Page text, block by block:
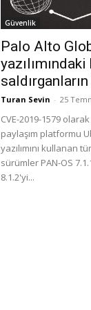
Güvenlik
Palo Alto
Turan Sevin - 25
CVE-2019-1579
paylaşım platformu
yazılımını kullanan
sürümler PAN-OS
8.1.2'yi...